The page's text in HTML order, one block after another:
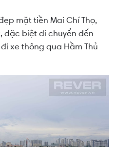
mặt tiền Mai Chí Thọ,
đặc biệt di chuyển đến
xe thông qua Hầm Thủ